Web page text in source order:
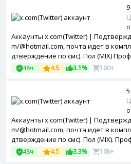
Аккаунты x.com(Twitter) |
m/@hotmail.com, почта идет в
дтверждение по смс). Пол (MIX)
oken в комплекте.
48ч 4.5 3.1% 100+
Аккаунты x.com(Twitter) |
m/@hotmail.com, почта идет в
дтверждение по смс). Пол (MIX).
вухфакторная авторизация
регистрированы с MIX ip.
48ч 4.5 3.3% 10k+